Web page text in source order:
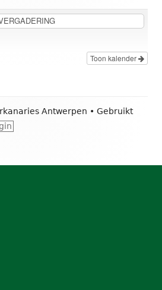
Toon kalender
Antwerpen • Gebruikt